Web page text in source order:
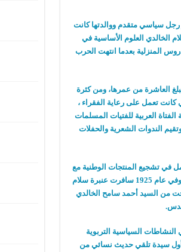
السيد علي سلام هو رجل سياسي متقدم ووالدتها كانت
الخالدي العلوم الأساسية في
المنزلية بعدما انتهت الحرب
العاشرة من عمرها، ومن كثرة
كانت تعمل على رعاية الفقراء ،
تسمى يقظة الفتاة العربية للفتيات المسلمات
الندوات الشعرية والحفلات
في تشجيع المنتجات الوطنية مع
مجموعة من الأصدقاء وهم ؛ مدام فليب ثابت وابتهاج قدوة ونجلاء الكفوري وغيرهن ، وفي عام 1925 سافرت عنبرة سلام
حتى تدرس اللغة الإنجليزية والأدب وبعد ذلك في عام 1929 تزوجت من السيد أحمد سامح الخالدي
في النشاطات السياسية التربوية
عنبرة سلام الخالدي أول سيدة تلقي حديث نسائي من